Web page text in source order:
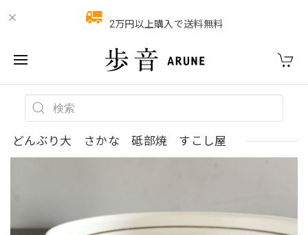
2万円以上購入で送料無料
どんぶり大 さかな 砥部焼 すこし屋